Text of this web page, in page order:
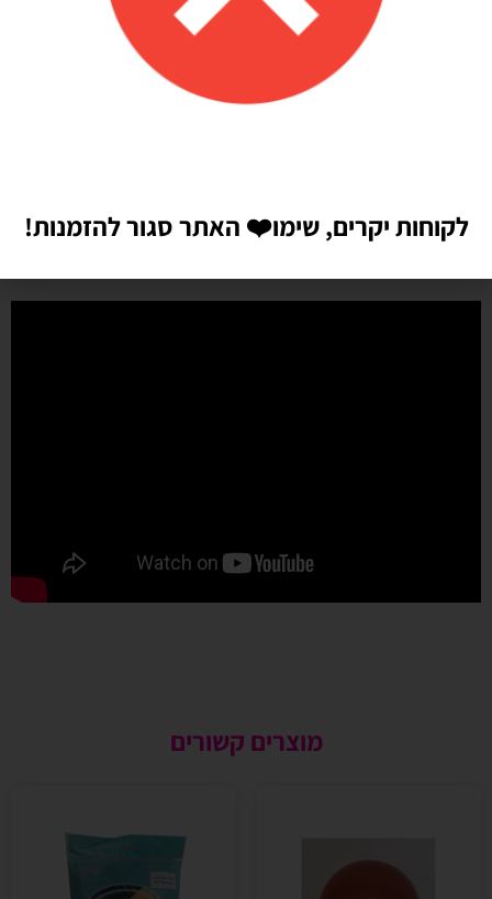
Shilav Sayag
איכות מדהימה!
הזמנתי בלונים כדי לעצב קשת ליום הולדת של הבן שלי, המשלוח הגיע
מהר מהמצופה!! הכל באיכות מדהימה, בצבעים יפים בדיוק כמו שחשבתי
מוצרים קשורים
לקוחות יקרים, שימו❤️ האתר סגור להזמנות!